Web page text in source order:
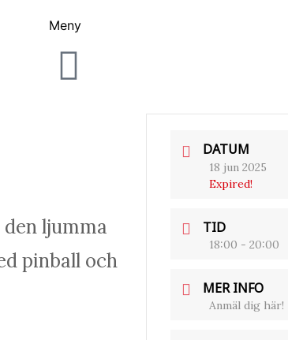
Meny
ljumma
pinball och
DATUM
18 jun 2025
Expired!
TID
18:00 - 20:00
MER INFO
Anmäl dig här!